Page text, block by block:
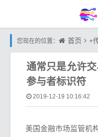
您现在的位置： 首页 +
通常只是允许
参与者标识符
2019-12-19 10:16:42
美国金融市场监管机